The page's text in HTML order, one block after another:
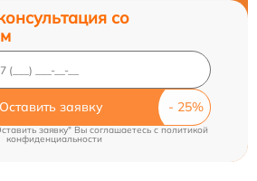
со
Оставить заявку
заявку" Вы соглашаетесь cполитикой
конфиденциальности